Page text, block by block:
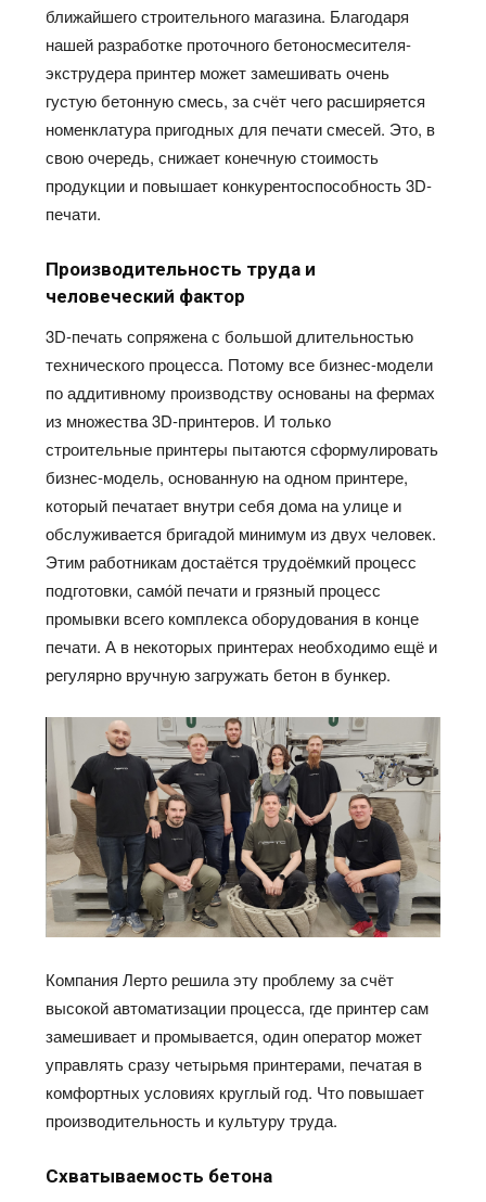
ближайшего строительного магазина. Благодаря
нашей разработке проточного бетоносмесителя-
экструдера принтер может замешивать очень
густую бетонную смесь,засчётчего расширяется
номенклатура пригодных для печати смесей. Это, в
свою очередь, снижает конечную стоимость
продукции и повышает конкурентоспособность 3D-
печати.
Производительность труда и
человеческий фактор
3D-печать сопряжена с большой длительностью
технического процесса. Потому все бизнес-модели
по аддитивному производству основаны на фермах
из множества 3D-принтеров. И только
строительные принтеры пытаются сформулировать
бизнес-модель, основанную на одном принтере,
который печатает внутри себя дома на улице и
обслуживается бригадой минимум из двух человек.
Этим работникам достаётся трудоёмкий процесс
подготовки,само́й печати и грязный процесс
промывки всего комплекса оборудования в конце
печати. А в некоторых принтерах необходимоещё и
регулярно вручную загружать бетон в бункер.
КомпанияЛерто решила эту проблемузасчёт
высокой автоматизации процесса, где принтер сам
замешивает и промывается, один оператор может
управлять сразу четырьмя принтерами, печатая в
комфортных условиях круглый год. Что повышает
производительность и культуру труда.
Схватываемость бетона